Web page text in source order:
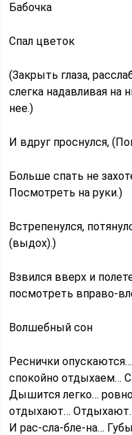
Бабочка
Спал цветок
(Закрыть глаза,
слегка надавливая на
нее.)
И вдруг проснулся,
Больше спать не
Посмотреть на руки.)
Встрепенулся,
(выдох).)
Взвился вверх и
посмотреть вправо-
Волшебный сон
Реснички
спокойно отдыхаем…
Дышится легко…
отдыхают…
И рас-сла-бле-на…